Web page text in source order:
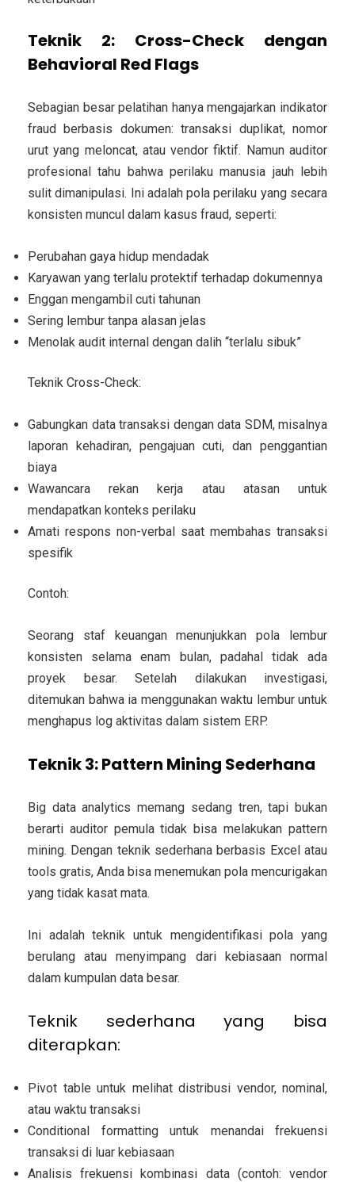
Teknik 2: Cross-Check dengan
Behavioral Red Flags
Sebagian besar pelatihan hanya mengajarkan indikator
fraud berbasis dokumen: transaksi duplikat, nomor
urut yang meloncat, atau vendor fiktif. Namun auditor
profesional tahu bahwa perilaku manusia jauh lebih
sulit dimanipulasi. Ini adalah pola perilaku yang secara
konsisten muncul dalam kasus fraud, seperti:
Perubahan gaya hidup mendadak
Karyawan yang terlalu protektif terhadap dokumennya
Enggan mengambil cuti tahunan
Sering lembur tanpa alasan jelas
Menolak audit internal dengan dalih “terlalu sibuk”
Teknik Cross-Check:
Gabungkan data transaksi dengan data SDM, misalnya
laporan kehadiran, pengajuan cuti, dan penggantian
biaya
Wawancara rekan kerja atau atasan untuk
mendapatkan konteks perilaku
Amati respons non-verbal saat membahas transaksi
spesifik
Contoh:
Seorang staf keuangan menunjukkan pola lembur
konsisten selama enam bulan, padahal tidak ada
proyek besar. Setelah dilakukan investigasi,
ditemukan bahwa ia menggunakan waktu lembur untuk
menghapus log aktivitas dalam sistem ERP.
Teknik 3: Pattern Mining Sederhana
Big data analytics memang sedang tren, tapi bukan
berarti auditor pemula tidak bisa melakukan pattern
mining. Dengan teknik sederhana berbasis Excel atau
tools gratis, Anda bisa menemukan pola mencurigakan
yang tidak kasat mata.
Ini adalah teknik untuk mengidentifikasi pola yang
berulang atau menyimpang dari kebiasaan normal
dalam kumpulan data besar.
Teknik sederhana yang bisa
diterapkan:
Pivot table untuk melihat distribusi vendor, nominal,
atau waktu transaksi
Conditional formatting untuk menandai frekuensi
transaksi di luar kebiasaan
Analisis frekuensi kombinasi data (contoh: vendor